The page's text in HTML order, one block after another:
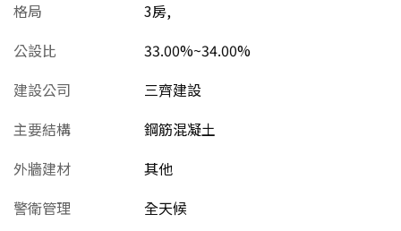
格局
3房,
公設比
33.00%~34.00%
建設公司
三齊建設
主要結構
鋼筋混凝土
外牆建材
其他
警衛管理
全天候